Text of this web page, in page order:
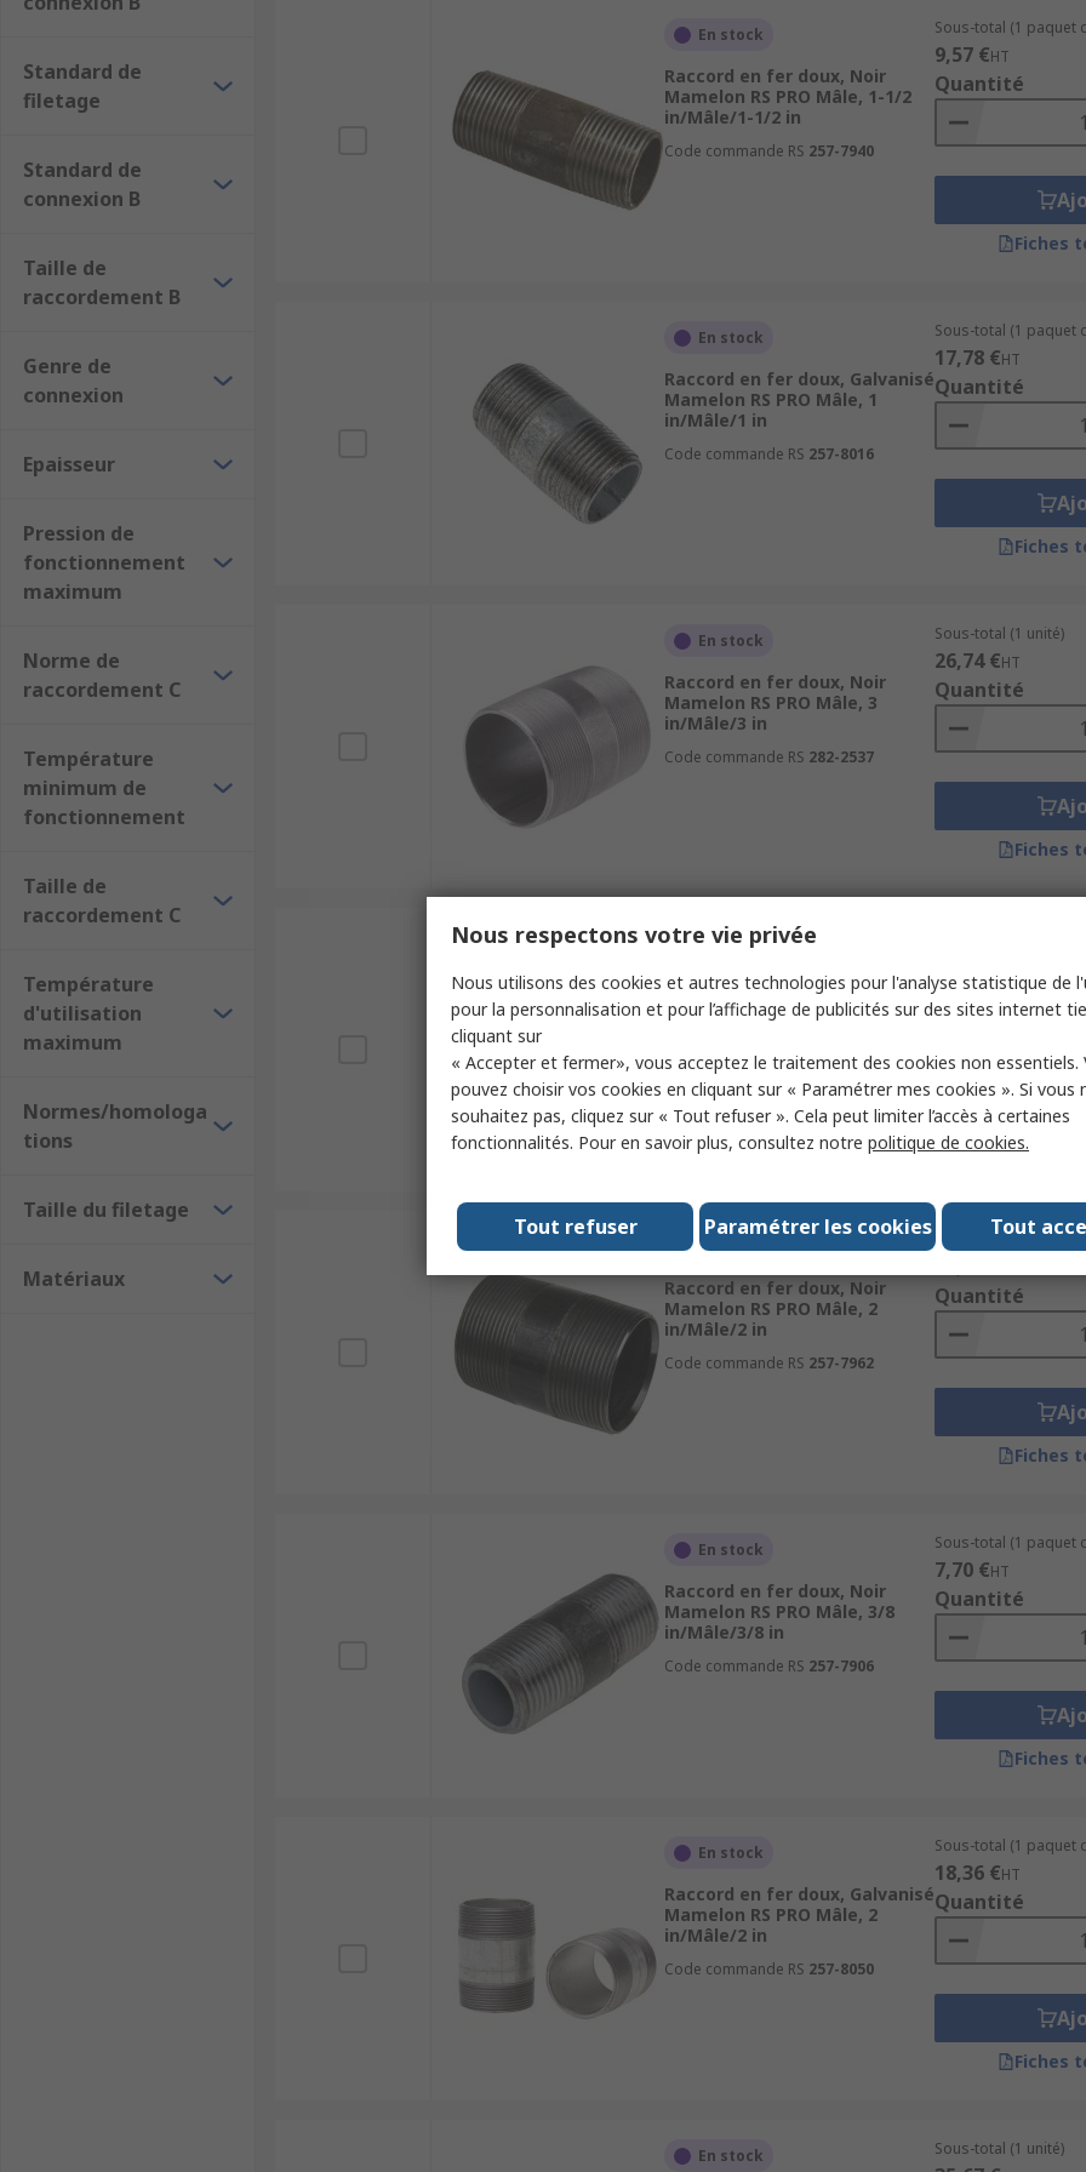
Standard de
filetage
Standard de
connexion B
Taille de
raccordement B
Genre de
connexion
Epaisseur
Pression de
fonctionnement
maximum
Norme de
raccordement C
Température
minimum de
fonctionnement
Taille de
raccordement C
Température
d'utilisation
maximum
Normes/homologa
tions
Taille du filetage
Matériaux
En stock
Raccord en fer doux, Noir
Mamelon RS PRO Mâle, 1-1/2
in/Mâle/1-1/2 in
Code commande RS 257-7940
Sous-total (1 paquet
9,57 €HT
Quantité
Fiches
En stock
Raccord en fer doux, Galvanisé
Mamelon RS PRO Mâle, 1
in/Mâle/1 in
Code commande RS 257-8016
Sous-total (1 paquet
17,78 €HT
Quantité
Fiches
En stock
Raccord en fer doux, Noir
Mamelon RS PRO Mâle, 3
in/Mâle/3 in
Code commande RS 282-2537
Sous-total (1 unité)
26,74 €HT
Quantité
Fiches
En stock
Raccord en fer doux, Galvanisé
Mamelon RS PRO Mâle, 3/8
in/Mâle/3/8 in
Code commande RS257-7984
Quantité
Fiches
En stock
Raccord en fer doux, Noir
Mamelon RS PRO Mâle, 2
in/Mâle/2 in
Code commande RS 257-7962
Sous-total (1 paquet
Quantité
Fiches
En stock
Raccord en fer doux, Noir
Mamelon RS PRO Mâle, 3/8
in/Mâle/3/8 in
Code commande RS 257-7906
Sous-total (1 paquet
7,70 €HT
Quantité
Fiches
En stock
Raccord en fer doux, Galvanisé
Mamelon RS PRO Mâle, 2
in/Mâle/2 in
Code commande RS 257-8050
Sous-total (1 paquet
18,36 €HT
Quantité
Fiches
En stock Sous-total (1 unité)
Nous respectons votre vie privée
Nous utilisons des cookies et autres technologies pour l'analyse statistique de
pour la personnalisation et pour l’affichage de publicités sur des sites internet
cliquant sur
« Accepter et fermer», vous acceptez le traitement des cookies non essentiels.
pouvez choisir vos cookies en cliquant sur « Paramétrer mes cookies ». Si vous
souhaitez pas, cliquez sur « Tout refuser ». Cela peut limiter l’accès à certaines
fonctionnalités. Pour en savoir plus, consultez notre politique de cookies.
Tout
Paramétrer les cookies
Tout refuser